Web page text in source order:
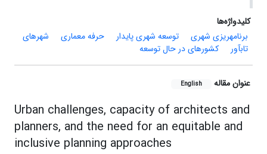
کلیدواژه‌ها
برنامهریزی شهری
توسعه شهری پایدار حرفه معماری
شهرهای
تابآور
کشورهای در حال توسعه
عنوان مقاله English
Urban challenges, capacity of architects and
planners, and the need for an equitable and
inclusive planning approaches